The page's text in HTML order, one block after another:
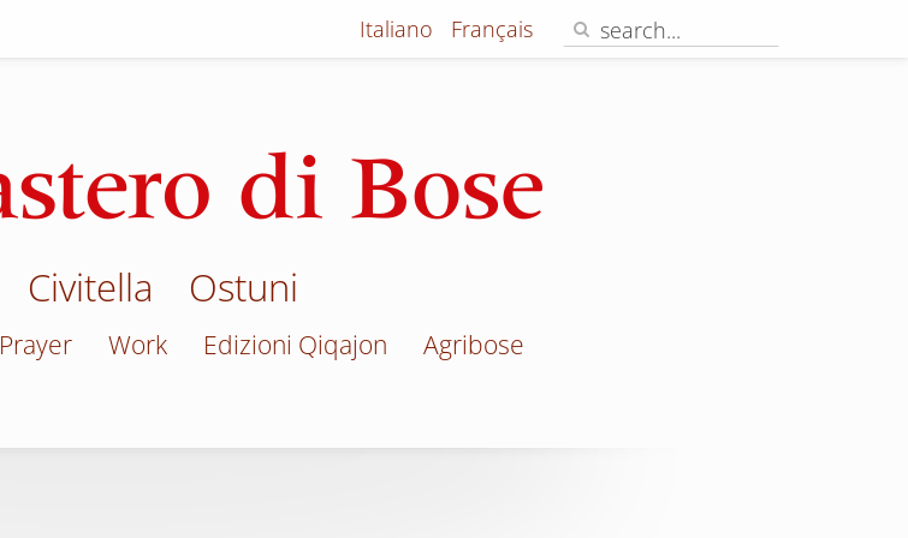
Italiano Français
Civitella Ostuni
Prayer Work Edizioni Qiqajon Agribose